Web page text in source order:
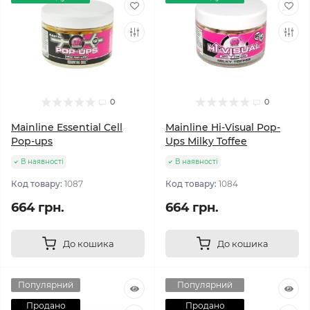
0
Mainline Essential Cell
Pop-ups
В наявності
Код товару: 1087
664 грн.
До кошика
0
Mainline Hi-Visual Pop-
Ups Milky Toffee
В наявності
Код товару: 1084
664 грн.
До кошика
Популярний
Продано
Популярний
Продано